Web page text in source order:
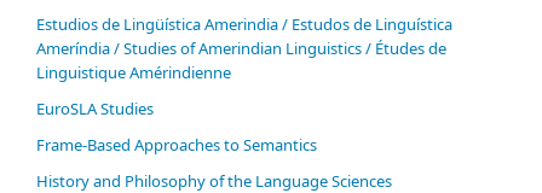
Estudios de Lingüística Amerindia / Estudos de Linguística
Ameríndia / Studies of Amerindian Linguistics / Études de
Linguistique Amérindienne
EuroSLA Studies
Frame-Based Approaches to Semantics
History and Philosophy of the Language Sciences